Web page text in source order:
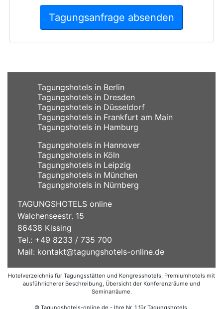
Tagungsanfrage absenden
Tagungshotels in Berlin
Tagungshotels in Dresden
Tagungshotels in Düsseldorf
Tagungshotels in Frankfurt am Main
Tagungshotels in Hamburg
Tagungshotels in Hannover
Tagungshotels in Köln
Tagungshotels in Leipzig
Tagungshotels in München
Tagungshotels in Nürnberg
TAGUNGSHOTELS online
Walchenseestr. 15
86438 Kissing
Tel.: +49 8233 / 735 700
Mail: kontakt@tagungshotels-online.de
Hotelverzeichnis für Tagungsstätten und Kongresshotels, Premiumhotels mit
ausführlicherer Beschreibung, Übersicht der Konferenzräume und
Seminarräume.